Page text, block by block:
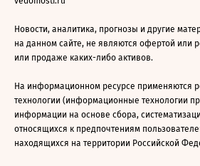
Новости, аналитика, прогнозы и другие
на данном сайте, не являются офертой или
или продаже каких-либо активов.
На информационном ресурсе применяются
технологии (информационные технологии
информации на основе сбора,
относящихся к предпочтениям
находящихся на территории Российской